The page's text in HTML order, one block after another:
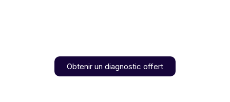
Obtenir un diagnostic offert